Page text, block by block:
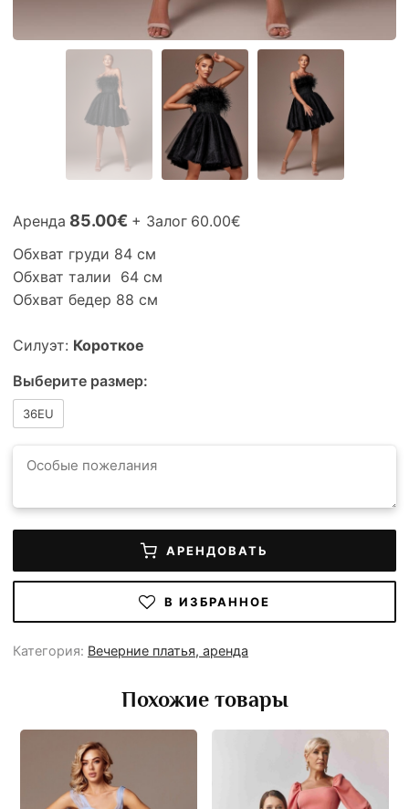
Аренда 85.00€ + Залог 60.00€
Обхват груди 84 см
Обхват талии 64 см
Обхват бедер 88 см
Силуэт: Короткое
Выберите размер:
36EU
АРЕНДОВАТЬ
В ИЗБРАННОЕ
Категория: Вечерние платья, аренда
Похожие товары